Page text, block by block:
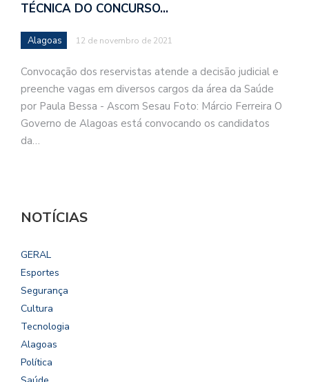
TÉCNICA DO CONCURSO…
Alagoas 12 de novembro de 2021
Convocação dos reservistas atende a decisão judicial e
preenche vagas em diversos cargos da área da Saúde
por Paula Bessa - Ascom Sesau Foto: Márcio Ferreira O
Governo de Alagoas está convocando os candidatos
da…
NOTÍCIAS
GERAL
Esportes
Segurança
Cultura
Tecnologia
Alagoas
Política